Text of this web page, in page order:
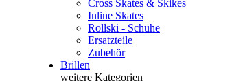
Cross Skates & Skikes
Inline Skates
Rollski - Schuhe
Ersatzteile
Zubehör
Brillen
weitere Kategorien